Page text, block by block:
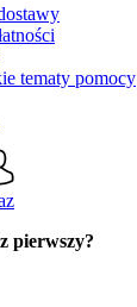
tematy pomocy
pierwszy?